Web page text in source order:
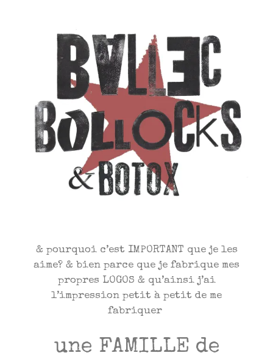
& pourquoi c’est IMPORTANT que je les
aime? & bien parce que je fabrique mes
propres LOGOS & qu’ainsi j’ai
l’impression petit à petit de me
fabriquer
une FAMILLE de